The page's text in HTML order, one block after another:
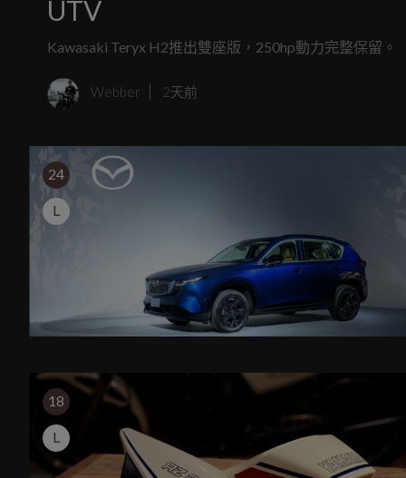
UTV
Kawasaki Teryx H2推出雙座版，250hp動力完整保留。
Webber 2天前
24
L
18
L